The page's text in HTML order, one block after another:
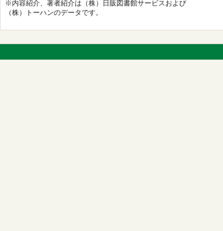
※内容紹介、著者紹介は（株）日販図書館サービスおよび
（株）トーハンのデータです。